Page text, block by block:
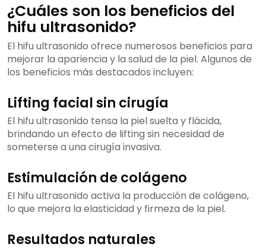
¿Cuáles son los beneficios del
hifu ultrasonido?
El hifu ultrasonido ofrece numerosos beneficios para
mejorar la apariencia y la salud de la piel. Algunos de
los beneficios más destacados incluyen:
Lifting facial sin cirugía
El hifu ultrasonido tensa la piel suelta y flácida,
brindando un efecto de lifting sin necesidad de
someterse a una cirugía invasiva.
Estimulación de colágeno
El hifu ultrasonido activa la producción de colágeno,
lo que mejora la elasticidad y firmeza de la piel.
Resultados naturales